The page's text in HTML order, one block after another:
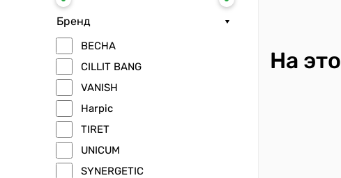
Бренд
ВЕСНА
CILLIT BANG
VANISH
Harpic
TIRET
UNICUM
SYNERGETIC
На